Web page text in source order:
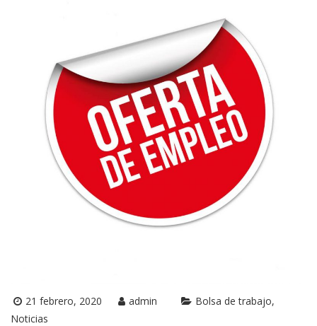
21 febrero, 2020 admin
Bolsa de trabajo
Noticias